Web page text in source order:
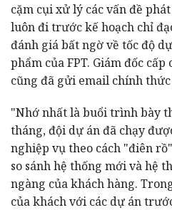
cặm cụi xử lý các vấn đề
luôn đi trước kế hoạch chỉ
đánh giá bất ngờ về tốc độ
phẩm của FPT. Giám đốc
cũng đã gửi email chính
"Nhớ nhất là buổi trình bày
tháng, đội dự án đã chạy
nghiệp vụ theo cách "điên
so sánh hệ thống mới và hệ
ngàng của khách hàng.
của khách với các dự án